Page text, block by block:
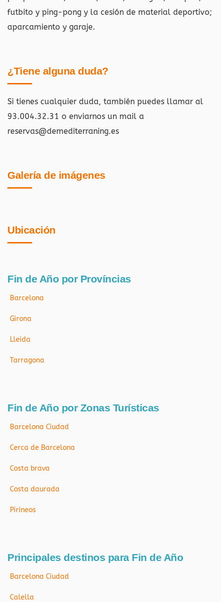
futbito y ping-pong y la cesión de material deportivo;
aparcamiento y garaje.
¿Tiene alguna duda?
Si tienes cualquier duda, también puedes llamar al
93.004.32.31 o enviarnos un mail a
reservas@demediterraning.es
Galería de imágenes
Ubicación
Fin de Año por Províncias
Barcelona
Girona
Lleida
Tarragona
Fin de Año por Zonas Turísticas
Barcelona Ciudad
Cerca de Barcelona
Costa brava
Costa daurada
Pirineos
Principales destinos para Fin de Año
Barcelona Ciudad
Calella